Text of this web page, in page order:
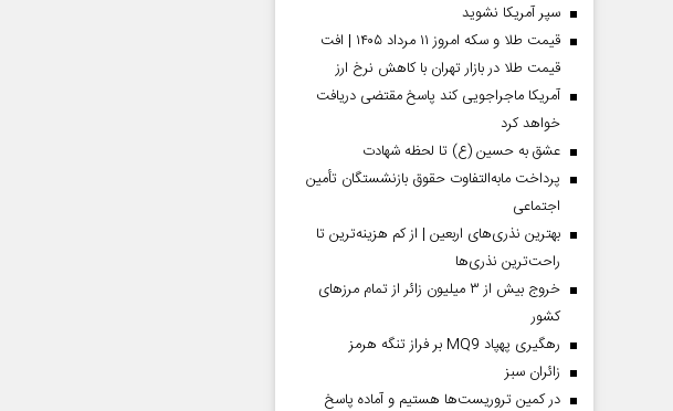
سپر آمریکا نشوید
قیمت طلا و سکه امروز ۱۱ مرداد ۱۴۰۵ | افت
قیمت طلا در بازار تهران با کاهش نرخ ارز
آمریکا ماجراجویی کند پاسخ مقتضی دریافت
خواهد کرد
عشق به حسین (ع) تا لحظه شهادت
پرداخت مابه‌التفاوت حقوق بازنشستگان تأمین
اجتماعی
بهترین نذری‌های اربعین | از کم هزینه‌ترین تا
راحت‌ترین نذری‌ها
خروج بیش از ۳ میلیون زائر از تمام مرز‌های
کشور
رهگیری پهپاد MQ9 بر فراز تنگه هرمز
‌زائران سبز
در کمین تروریست‌ها هستیم و آماده پاسخ